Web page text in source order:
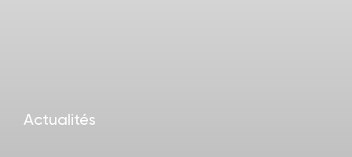
Actualités